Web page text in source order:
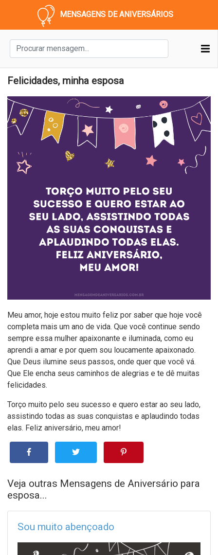
MENSAGENS DE ANIVERSÁRIOS
Felicidades, minha esposa
Meu amor, hoje estou muito feliz por saber que hoje você
completa mais um ano de vida. Que você continue sendo
sempre essa mulher apaixonante e iluminada, como eu
aprendi a amar e por quem sou loucamente apaixonado.
Que Deus ilumine seus passos, onde quer que você vá.
Que Ele encha seus caminhos de alegrias e te dê muitas
felicidades.
Torço muito pelo seu sucesso e quero estar ao seu lado,
assistindo todas as suas conquistas e aplaudindo todas
elas. Feliz aniversário, meu amor!
Veja outras Mensagens de Aniversário para
esposa...
Sou muito abençoado